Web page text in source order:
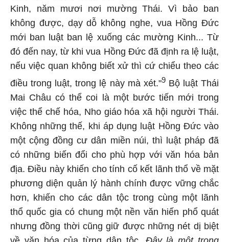
Kinh, năm mươi nơi mường Thái. Vì bảo ban
không được, dạy dỗ không nghe, vua Hồng Đức
mới ban luật ban lệ xuống các mường Kinh... Từ
đó đến nay, từ khi vua Hồng Đức đã định ra lệ luật,
nếu việc quan không biết xử thì cứ chiểu theo các
điều trong luật, trong lệ này mà xét."9Bộ luật Thái
Mai Châu có thể coi là một bước tiến mới trong
việc thể chế hóa, Nho giáo hóa xã hội người Thái.
Không những thế, khi áp dụng luật Hồng Đức vào
một cộng đồng cư dân miền núi, thì luật pháp đã
có những biến đổi cho phù hợp với văn hóa bản
địa. Điều này khiến cho tính cố kết lãnh thổ về mặt
phương diện quản lý hành chính được vững chắc
hơn, khiến cho các dân tộc trong cùng một lãnh
thổ quốc gia có chung một nền văn hiến phổ quát
nhưng đồng thời cũng giữ được những nét dị biệt